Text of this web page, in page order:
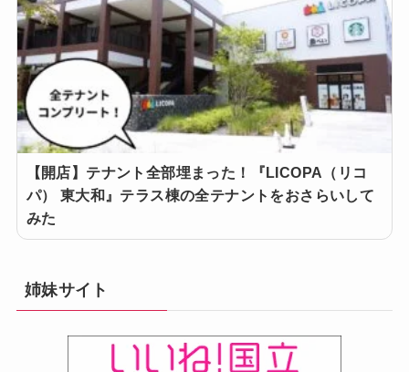
【開店】テナント全部埋まった！『LICOPA（リコ
パ） 東大和』テラス棟の全テナントをおさらいして
みた
姉妹サイト